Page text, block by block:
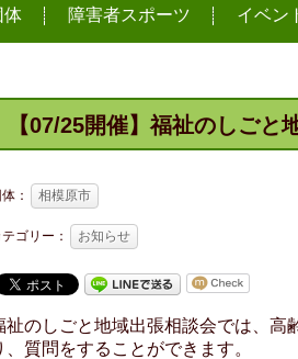
体 障害者スポーツ イベン
【07/25開催】福祉のしご
： 相模原市
ゴリー： お知らせ
祉のしごと地域出張相談会では、高
、質問をすることができます。